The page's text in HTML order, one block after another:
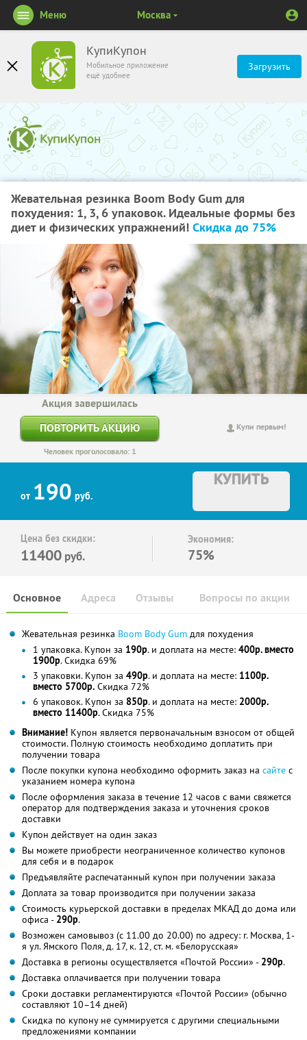
КупиКупон
Мобильное приложение
ещё удобнее
Загрузить
Меню Москва
Жевательная резинка Boom Body Gum для
похудения: 1, 3, 6 упаковок. Идеальные формы без
диет и физических упражнений! Скидка до 75%
Купи первым!
Акция завершилась
ПОВТОРИТЬ АКЦИЮ
Человек проголосовало: 1
от 190 руб.
КУПИТЬ
Цена без скидки:
11400 руб.
Экономия:
75%
Основное Отзывы Вопросы по акции
Адреса
Жевательная резинка Boom Body Gum для похудения
1 упаковка. Купон за 190р. и доплата на месте: 400р. вместо
1900р. Скидка 69%
3 упаковки. Купон за 490р. и доплата на месте: 1100р.
вместо 5700р. Скидка 72%
6 упаковок. Купон за 850р. и доплата на месте: 2000р.
вместо 11400р. Скидка 75%
Внимание! Купон является первоначальным взносом от общей
стоимости. Полную стоимость необходимо доплатить при
получении товара
После покупки купона необходимо оформить заказ на сайте с
указанием номера купона
После оформления заказа в течение 12 часов с вами свяжется
оператор для подтверждения заказа и уточнения сроков
доставки
Купон действует на один заказ
Вы можете приобрести неограниченное количество купонов
для себя и в подарок
Предъявляйте распечатанный купон при получении заказа
Доплата за товар производится при получении заказа
Стоимость курьерской доставки в пределах МКАД до дома или
офиса - 290р.
Возможен самовывоз (с 11.00 до 20.00) по адресу: г. Москва, 1-
я ул. Ямского Поля, д. 17, к. 12, ст. м. «Белорусская»
Доставка в регионы осуществляется «Почтой России» - 290р.
Доставка оплачивается при получении товара
Сроки доставки регламентируются «Почтой России» (обычно
составляют 10–14 дней)
Скидка по купону не суммируется с другими специальными
предложениями компании